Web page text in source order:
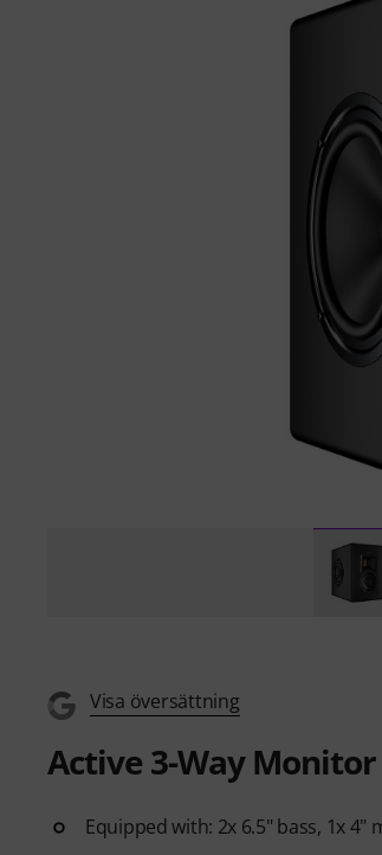
Visa översättning
Active 3-Way Monitor
Equipped with: 2x 6.5" bass, 1x 4"